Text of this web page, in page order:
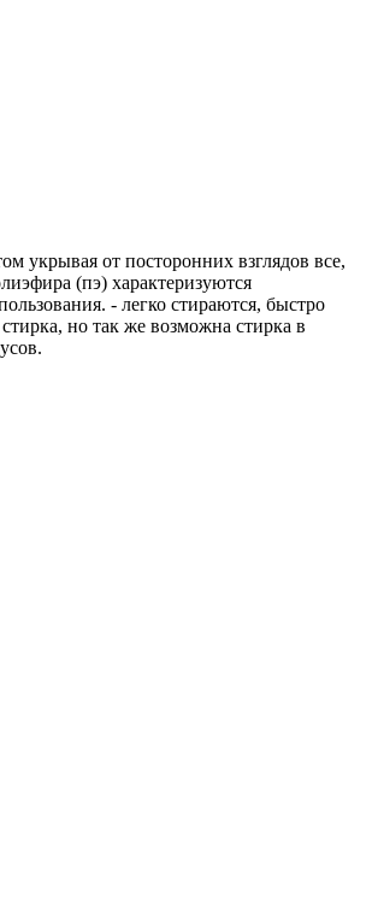
укрывая от посторонних взглядов все,
(пэ) характеризуются
- легко стираются, быстро
но так же возможна стирка в